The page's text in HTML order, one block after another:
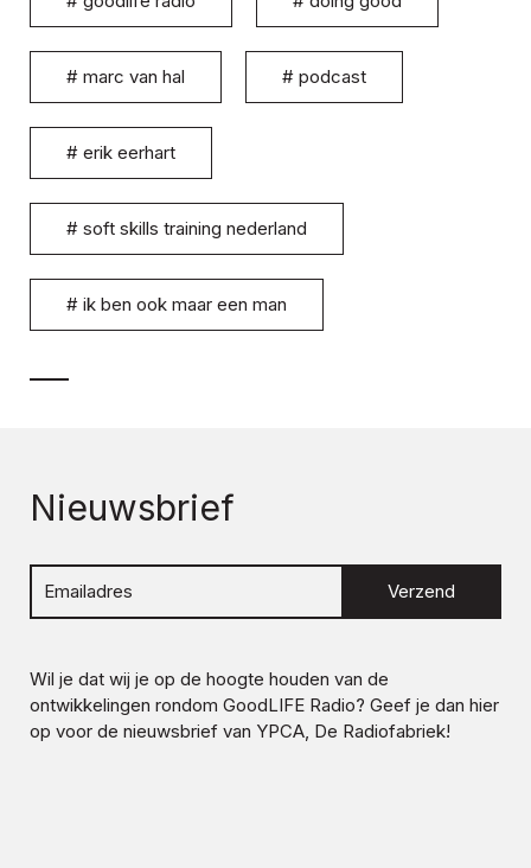
# marc van hal # podcast
# erik eerhart
# soft skills training nederland
# ik ben ook maar een man
Nieuwsbrief
Verzend
Wil je dat wij je op de hoogte houden van de
ontwikkelingen rondom GoodLIFE Radio? Geef je dan hier
op voor de nieuwsbrief van YPCA, De Radiofabriek!